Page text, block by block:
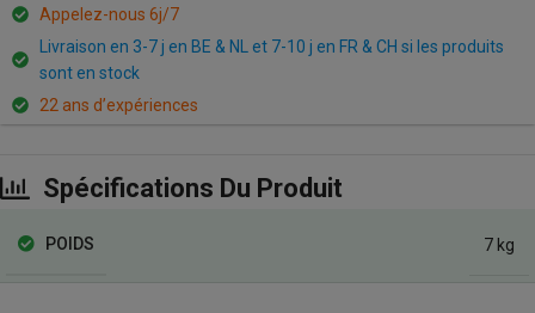
Appelez-nous 6j/7
Livraison en 3-7 j en BE & NL et 7-10 j en FR & CH si les produits
sont en stock
22 ans d’expériences
Spécifications Du Produit
POIDS 7 kg